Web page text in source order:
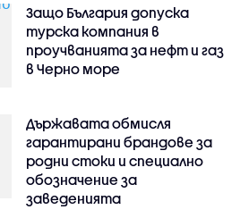
Защо България допуска
турска компания в
проучванията за нефт и газ
в Черно море
Държавата обмисля
гарантирани брандове за
родни стоки и специално
обозначение за
заведенията